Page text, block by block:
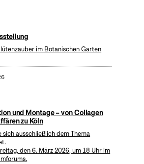
im Botanischen Garten
und Montage – von Collagen
zu Köln
sich ausschließlich dem Thema
den 6. März 2026, um 18 Uhr im